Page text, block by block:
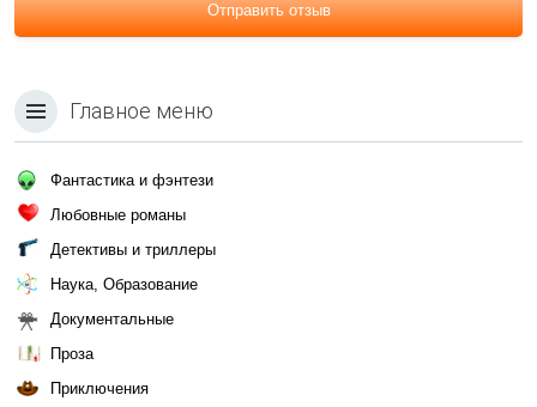
Отправить отзыв
Главное меню
Фантастика и фэнтези
Любовные романы
Детективы и триллеры
Наука, Образование
Документальные
Проза
Приключения